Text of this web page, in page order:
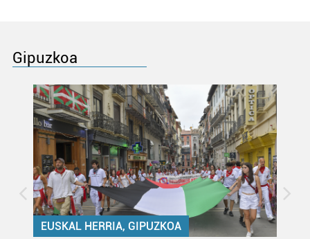
Gipuzkoa
EUSKAL HERRIA, GIPUZKOA